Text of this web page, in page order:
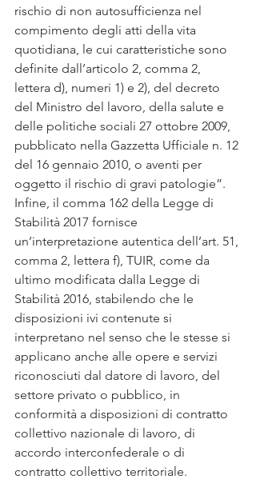
rischio di non autosufficienza nel
compimento degli atti della vita
quotidiana, le cui caratteristiche sono
definite dall’articolo 2, comma 2,
lettera d), numeri 1) e 2), del decreto
del Ministro del lavoro, della salute e
delle politiche sociali 27 ottobre 2009,
pubblicato nella Gazzetta Ufficiale n. 12
del 16 gennaio 2010, o aventi per
oggetto il rischio di gravi patologie”.
Infine, il comma 162 della Legge di
Stabilità 2017 fornisce
un’interpretazione autentica dell’art. 51,
comma 2, lettera f), TUIR, come da
ultimo modificata dalla Legge di
Stabilità 2016, stabilendo che le
disposizioni ivi contenute si
interpretano nel senso che le stesse si
applicano anche alle opere e servizi
riconosciuti dal datore di lavoro, del
settore privato o pubblico, in
conformità a disposizioni di contratto
collettivo nazionale di lavoro, di
accordo interconfederale o di
contratto collettivo territoriale.